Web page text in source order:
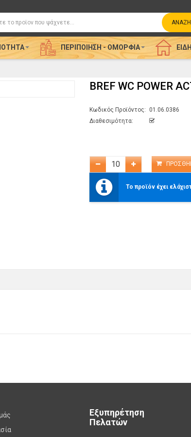
ΠΕΡΙΠΟΊΗΣΗ - ΟΜΟΡΦΙΆ
BREF WC POWER
Κωδικός Προϊόντος:
01.06.0386
Διαθεσιμότητα:
Το προϊόν έχει
Εξυπηρέτηση
Πελατών